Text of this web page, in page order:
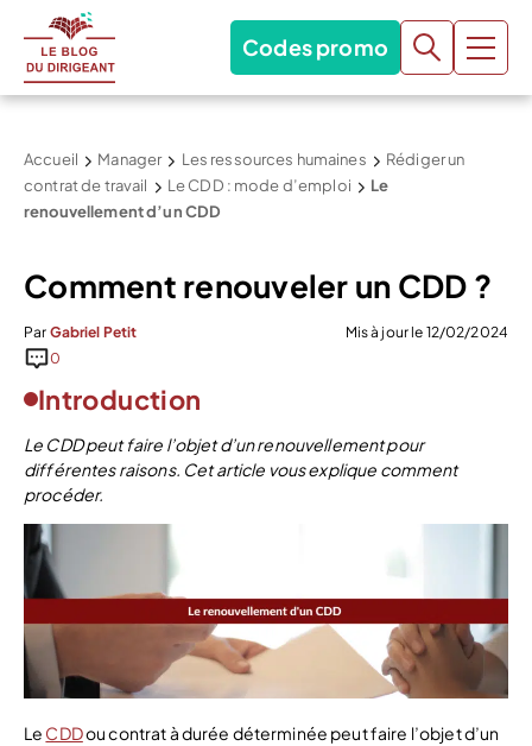
Codes promo
Accueil Manager Les ressources humaines
Rédiger un
contrat de travail
Le CDD : mode d’emploi
Le
renouvellement d’un CDD
Comment renouveler un CDD ?
Par Gabriel Petit
Mis à jour le 12/02/2024
0
Introduction
Le CDD peut faire l’objet d’un renouvellement pour
différentes raisons. Cet article vous explique comment
procéder.
Le CDDou contrat à durée déterminée peut faire l’objet d’un